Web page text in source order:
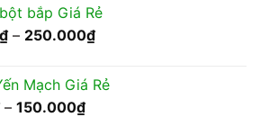
bắp Giá Rẻ
₫ – 250.000₫Khoảng
130.000₫
Mạch Giá Rẻ
– 150.000₫Khoảng